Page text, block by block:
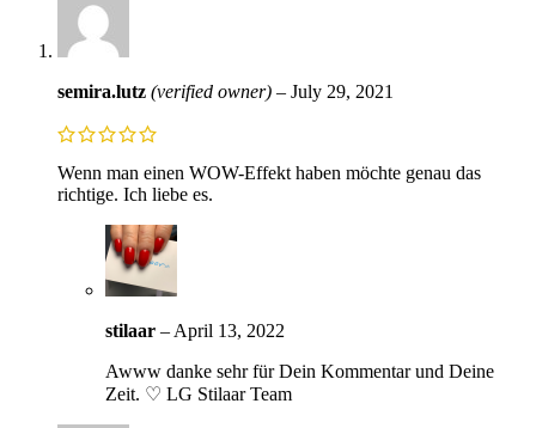
semira.lutz (verified owner) – July 29, 2021
Wenn man einen WOW-Effekt haben möchte genau das
richtige. Ich liebe es.
stilaar – April 13, 2022
Awww danke sehr für Dein Kommentar und Deine
Zeit. ♡ LG Stilaar Team